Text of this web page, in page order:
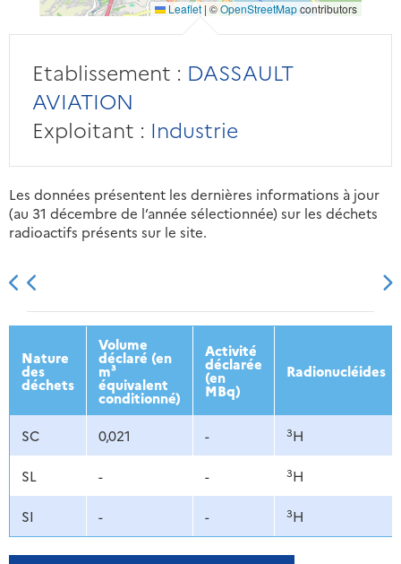
Leaflet| ©OpenStreetMapcontributors
Etablissement : DASSAULT
AVIATION
Exploitant : Industrie
Les données présentent les dernières informations à jour
(au 31 décembre de l’année sélectionnée) sur les déchets
radioactifs présents sur le site.
2013 2014 2015 2016
Nature
des
déchets
Volume
déclaré (en
m³
équivalent
conditionné)
Activité
déclarée
(en
MBq)
Radionucléides
SC 0,021 - 3H
SL - - 3H
SI - - 3H